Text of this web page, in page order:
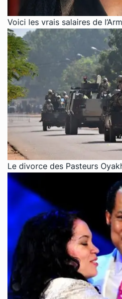
Voici les vrais salaires de
Le divorce des Pasteurs